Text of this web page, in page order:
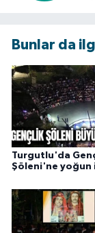
Bunlar da
Turgutlu'da
Şöleni'ne yoğun